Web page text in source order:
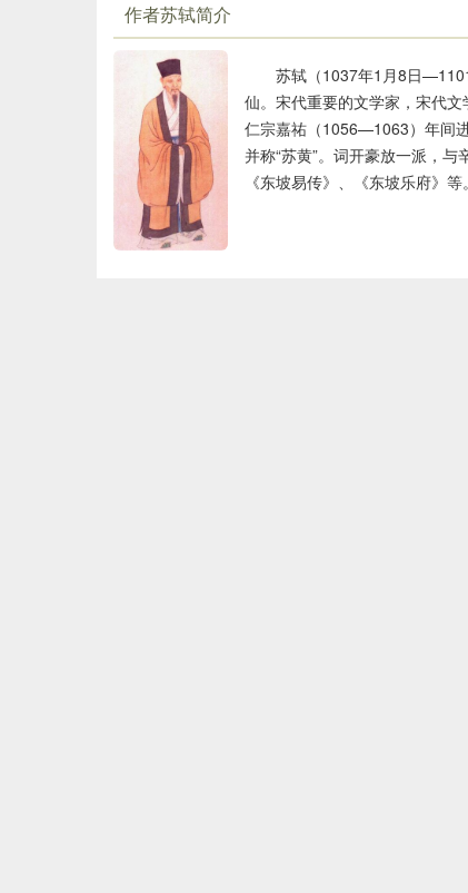
作者苏轼简介
苏轼（1037年1月8日
仙。宋代重要的文学家，宋代
仁宗嘉祐（1056—1063）年间
并称“苏黄”。词开豪放一派，与
《东坡易传》、《东坡乐府》等。